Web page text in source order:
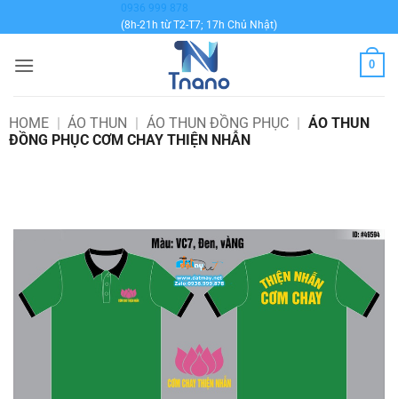
qua
dung
0936 999 878
(8h-21h từ T2-T7; 17h Chủ Nhật)
0
HOME | ÁO THUN | ÁO THUN ĐỒNG PHỤC | ÁO THUN
ĐỒNG PHỤC CƠM CHAY THIỆN NHẪN